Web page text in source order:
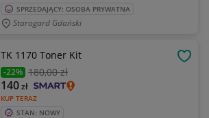
SPRZEDAJĄCY: OSOBA PRYWATNA
Starogard Gdański
TK 1170 Toner Kit
-22% 180,00 zł
KUP TERAZ
140zł
STAN: NOWY